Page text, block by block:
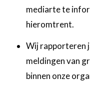
mediarte te
hieromtrent.
Wij rapporteren
meldingen van
binnen onze